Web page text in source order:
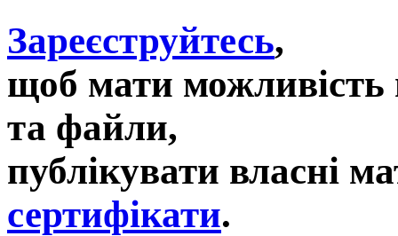
Зареєструйтесь,
щоб мати можливість
та файли,
публікувати власні
сертифікати.